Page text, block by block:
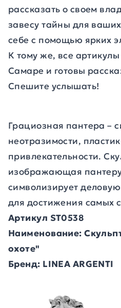
рассказать о своем
завесу тайны для
себе с помощью ярких
К тому же, все
Самаре и готовы
Спешите услышать!
Грациозная пантера –
неотразимости,
привлекательности.
изображающая
символизирует
для достижения самых
Артикул ST0538
Наименование:
охоте"
Бренд: LINEA ARGENTI